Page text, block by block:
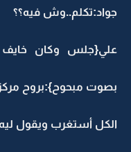
جواد:تكلم..وش فيه؟؟
علي{جلس وكان خايف
بصوت مبحوح}:بروح
الكل أستغرب ويقول